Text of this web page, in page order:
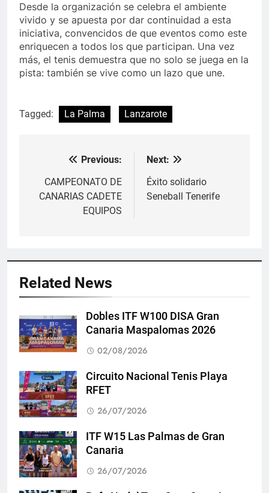
Desde la organización se celebra el ambiente
vivido y se apuesta por dar continuidad a esta
iniciativa, convencidos de que eventos como este
enriquecen a todos los que participan. Una vez
más, el tenis demuestra que no solo se juega en la
pista: también se vive como un lazo que une.
Tagged: La Palma Lanzarote
Navegación
de
entradas
Previous:
CAMPEONATO DE
CANARIAS CADETE
EQUIPOS
Next:
Éxito solidario
Seneball Tenerife
Related News
Dobles ITF W100 DISA Gran
Canaria Maspalomas 2026
02/08/2026
Circuito Nacional Tenis Playa
RFET
26/07/2026
ITF W15 Las Palmas de Gran
Canaria
26/07/2026